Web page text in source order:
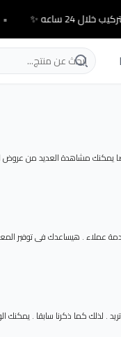
24 ساعه ✨ •
مشاهدة العديد من عروض
عملاء . هيساعدك فى توفير
. لذلك كما ذكرنا سابقا .